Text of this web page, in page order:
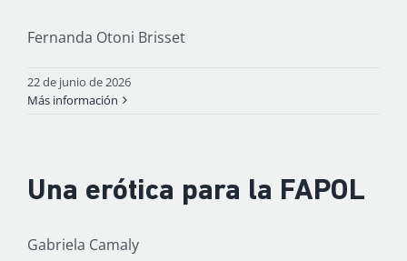
Fernanda Otoni Brisset
22 de junio de 2026
Más información
Una erótica para la FAPOL
Gabriela Camaly